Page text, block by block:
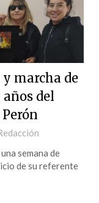
marcha de
del
semana de
de su referente